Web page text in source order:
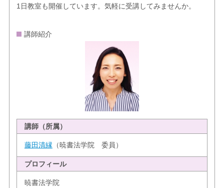
1日教室も開催しています。気軽に受講してみませんか。
講師紹介
講師（所属）
藤田清縁 （暁書法学院 委員）
プロフィール
暁書法学院